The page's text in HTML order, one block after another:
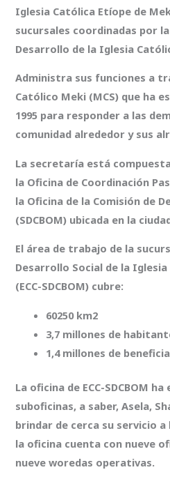
Iglesia Católica Etíope de
sucursales coordinadas por
Desarrollo de la Iglesia
Administra sus funciones a
Católico Meki (MCS) que ha
1995 para responder a las
comunidad alrededor y sus
La secretaría está
la Oficina de Coordinación
la Oficina de la Comisión de
(SDCBOM) ubicada en la
El área de trabajo de la
Desarrollo Social de la
(ECC-SDCBOM) cubre:
60250 km2
3,7 millones de
1,4 millones de
La oficina de ECC-SDCBOM
suboficinas, a saber, Asela,
brindar de cerca su servicio a
la oficina cuenta con nueve
nueve woredas operativas.